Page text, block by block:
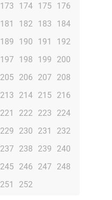
173 174 175
176
181 182 183
184
189 190 191
192
197 198 199
200
205 206 207
208
213 214 215
216
221 222 223
224
229 230 231
232
237 238 239
240
245 246 247
248
251 252